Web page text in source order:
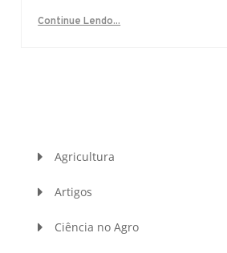
Continue Lendo...
Agricultura
Artigos
Ciência no Agro